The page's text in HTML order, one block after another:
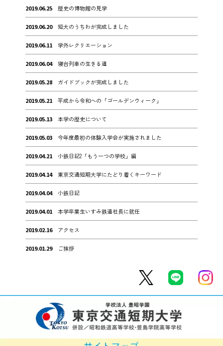
2019.06.25 歴史の博物館の見学
2019.06.20 短大のうちわが完成しました
2019.06.11 学外レクリエーション
2019.06.04 寝台列車の生きる道
2019.05.28 ガイドブックが完成しました
2019.05.21 平成から令和への「ゴールデンウィーク」
2019.05.13 本学の歴史について
2019.05.03 今年度最初の体験入学会が実施されました
2019.04.21 小鉄日記2「もう一つの学校」編
2019.04.14 東京交通短期大学にたどり着くキーワード
2019.04.04 小鉄日記
2019.04.01 本学卒業生いすみ鉄道社長に就任
2019.02.16 アクセス
2019.01.29 ご挨拶